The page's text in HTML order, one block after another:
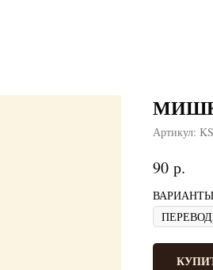
Артикул: KS
90 р.